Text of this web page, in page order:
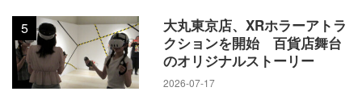
5
大丸東京店、XRホラーアトラ
クションを開始 百貨店舞台
のオリジナルストーリー
2026-07-17